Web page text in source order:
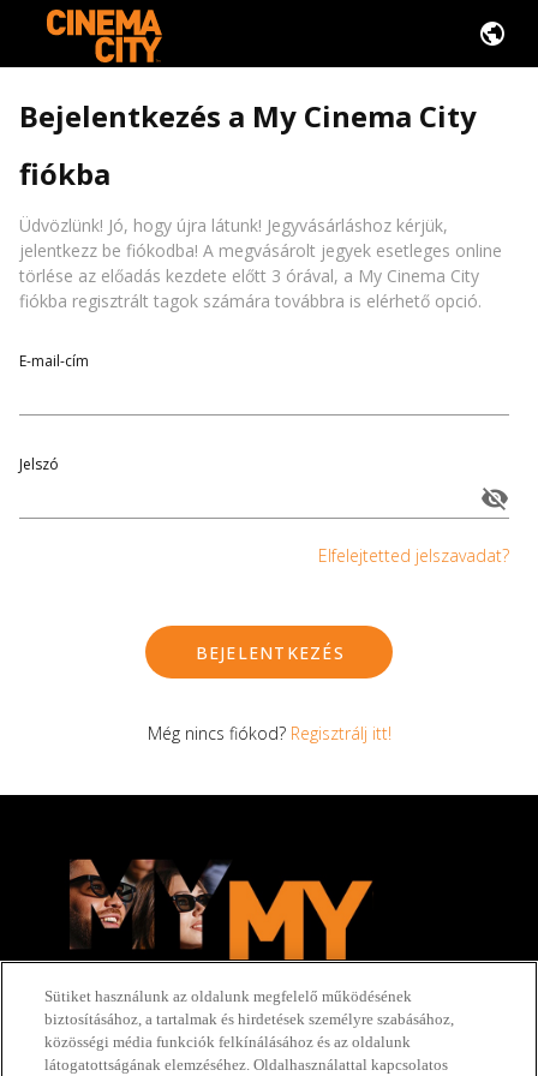
Bejelentkezés a My Cinema City
fiókba
Üdvözlünk! Jó, hogy újra látunk! Jegyvásárláshoz kérjük,
jelentkezz be fiókodba! A megvásárolt jegyek esetleges online
törlése az előadás kezdete előtt 3 órával, a My Cinema City
fiókba regisztrált tagok számára továbbra is elérhető opció.
E-mail-cím
Jelszó
Elfelejtetted jelszavadat?
BEJELENTKEZÉS
Még nincs fiókod? Regisztrálj itt!
Sütiket használunk az oldalunk megfelelő működésének
biztosításához, a tartalmak és hirdetések személyre szabásához,
közösségi média funkciók felkínálásához és az oldalunk
látogatottságának elemzéséhez. Oldalhasználattal kapcsolatos